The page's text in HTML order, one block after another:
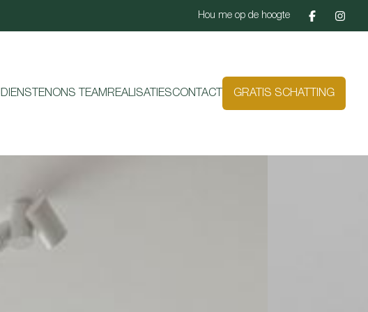
Hou me op de hoogte
DIENSTEN ONS TEAM REALISATIESCONTACT GRATIS SCHATTING